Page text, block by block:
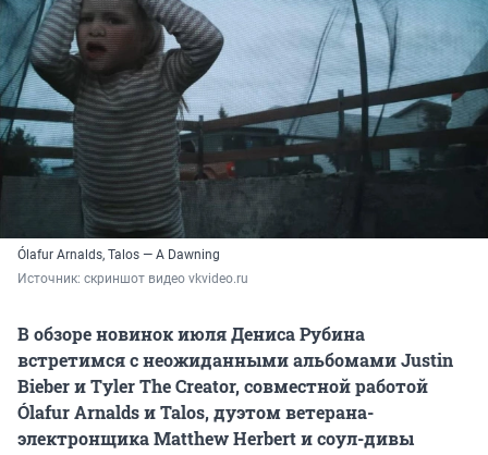
Ólafur Arnalds, Talos — A Dawning
Источник: скриншот видео vkvideo.ru
В обзоре новинок июля Дениса Рубина
встретимся с неожиданными альбомами Justin
Bieber и Tyler The Creator, совместной работой
Ólafur Arnalds и Talos, дуэтом ветерана-
электронщика Matthew Herbert и соул-дивы